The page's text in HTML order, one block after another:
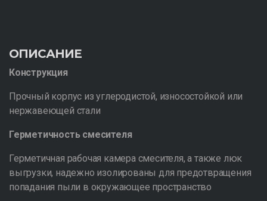
ОПИСАНИЕ
Конструкция
Прочный корпус из углеродистой, износостойкой или
нержавеющей стали
Герметичность смесителя
Герметичная рабочая камера смесителя, а также люк
выгрузки, надежно изолированы для предотвращения
попадания пыли в окружающее пространство